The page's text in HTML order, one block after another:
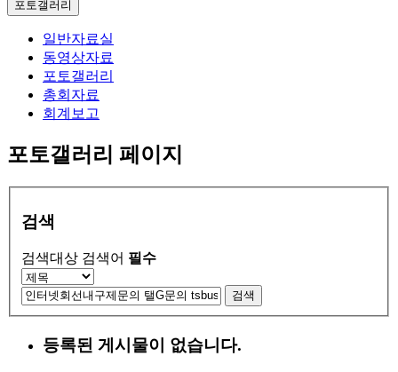
포토갤러리
일반자료실
동영상자료
포토갤러리
총회자료
회계보고
포토갤러리 페이지
검색
검색대상 검색어 필수
검색
등록된 게시물이 없습니다.